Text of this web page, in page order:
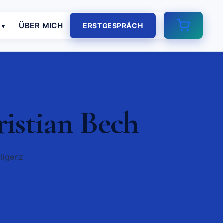
ÜBER MICH ERSTGESPRÄCH
Bech